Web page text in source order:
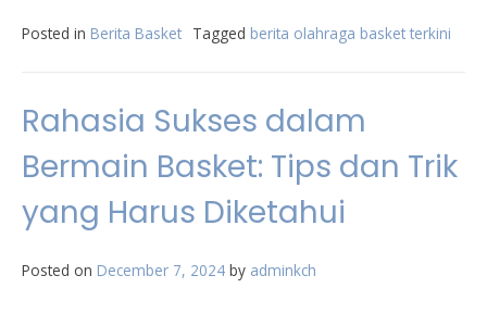
Posted in Berita Basket Tagged berita olahraga basket terkini
Rahasia Sukses dalam
Bermain Basket: Tips dan Trik
yang Harus Diketahui
Posted on December 7, 2024 by adminkch